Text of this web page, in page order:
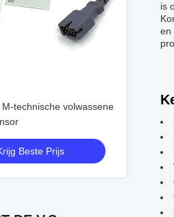
technische volwassene
Beste Prijs
is
en